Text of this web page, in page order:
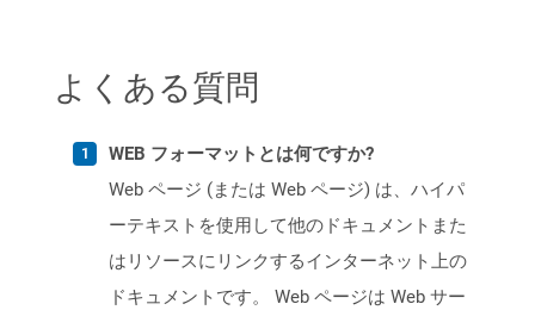
よくある質問
WEB フォーマットとは何ですか?
Web ページ (または Web ページ) は、ハイパ
ーテキストを使用して他のドキュメントまた
はリソースにリンクするインターネット上の
ドキュメントです。 Web ページは Web サー